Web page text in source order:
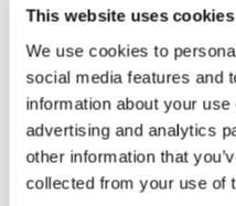
This website uses cookies
We use cookies to
social media features and
information about your
advertising and analytics
other information that
collected from your use of
Le mannequin porte: S Taille du